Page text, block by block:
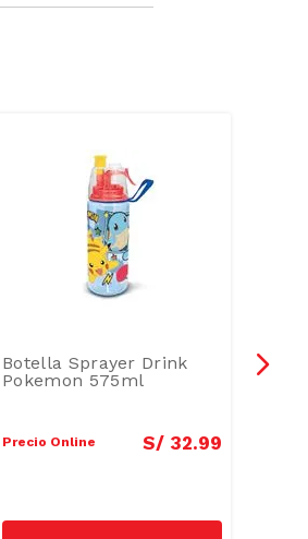
Botella Sprayer Drink
Pokemon 575ml
Precio Online S/ 32.99